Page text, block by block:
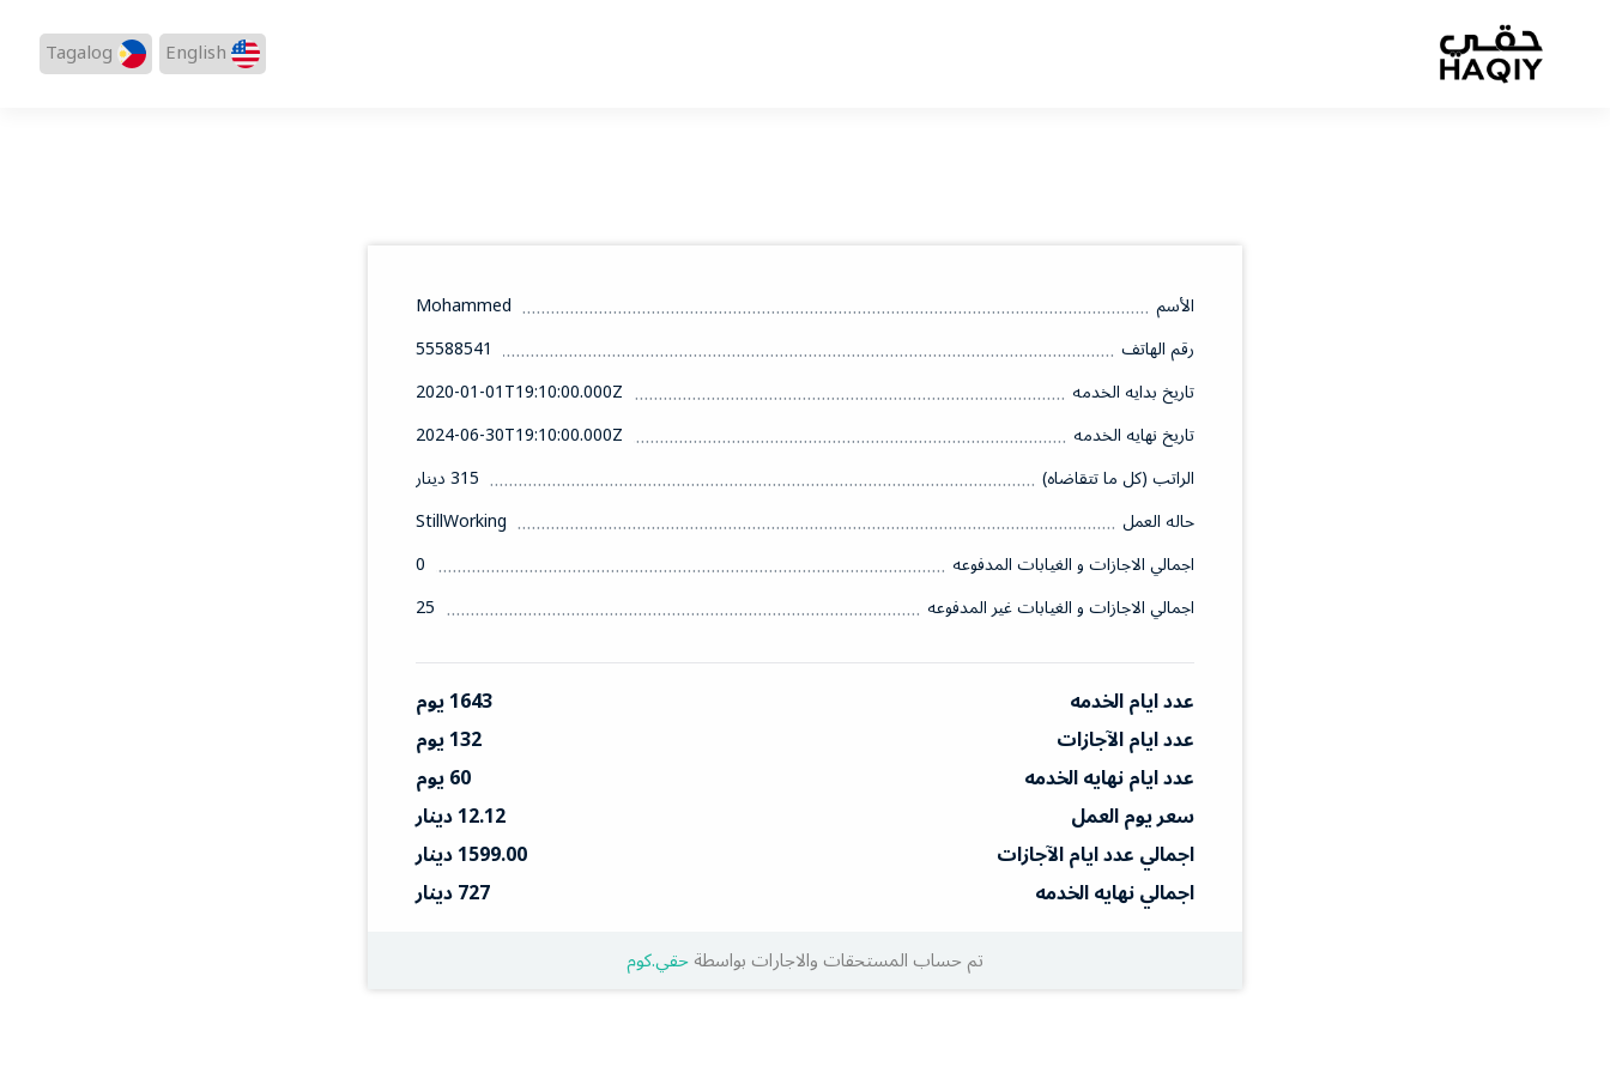
English
Tagalog
الأسم
Mohammed
رقم الهاتف
55588541
تاريخ بدايه الخدمه
2020-01-01T19:10:00.000Z
تاريخ نهايه الخدمه
2024-06-30T19:10:00.000Z
الراتب (كل ما تتقاضاه)
315 دينار
حاله العمل
StillWorking
اجمالي الاجازات و الغيابات المدفوعه
0
اجمالي الاجازات و الغيابات غير المدفوعه
25
عدد ايام الخدمه
1643 يوم
عدد ايام الآجازات
132 يوم
عدد ايام نهايه الخدمه
60 يوم
سعر يوم العمل
12.12 دينار
اجمالي عدد ايام الآجازات
1599.00 دينار
اجمالي نهايه الخدمه
727 دينار
تم حساب المستحقات والاجارات بواسطةحقي.كوم